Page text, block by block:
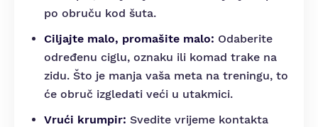
po obruču kod šuta.
Ciljajte malo, promašite malo: Odaberite
određenu ciglu, oznaku ili komad trake na
zidu. Što je manja vaša meta na treningu, to
će obruč izgledati veći u utakmici.
Vrući krumpir: Svedite vrijeme kontakta